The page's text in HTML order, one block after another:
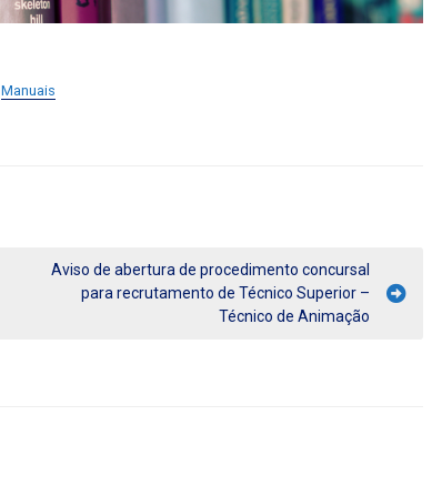
Manuais
Aviso de abertura de procedimento concursal
para recrutamento de Técnico Superior –
Técnico de Animação